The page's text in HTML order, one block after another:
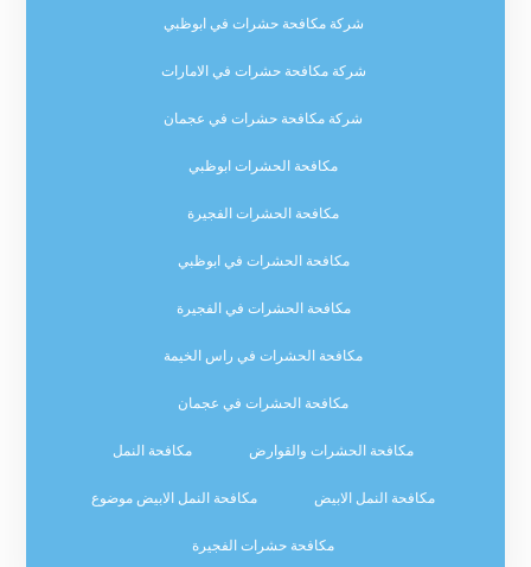
شركة مكافحة حشرات في ابوظبي
شركة مكافحة حشرات في الامارات
شركة مكافحة حشرات في عجمان
مكافحة الحشرات ابوظبي
مكافحة الحشرات الفجيرة
مكافحة الحشرات في ابوظبي
مكافحة الحشرات في الفجيرة
مكافحة الحشرات في راس الخيمة
مكافحة الحشرات في عجمان
مكافحة الحشرات والقوارض مكافحة النمل
مكافحة النمل الابيض مكافحة النمل الابيض موضوع
مكافحة حشرات الفجيرة